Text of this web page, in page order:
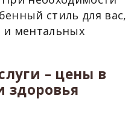
стиль для вас,
и ментальных
– цены в
здоровья